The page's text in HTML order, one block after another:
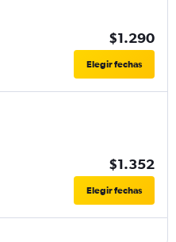
$1.290
Elegir fechas
$1.352
Elegir fechas